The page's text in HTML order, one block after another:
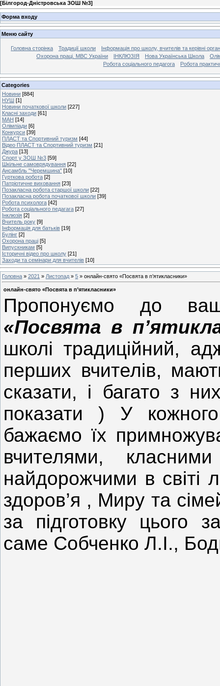
[Білгород-Дністровська ЗОШ №3]
Форма входу
Меню сайту
Головна сторінка Традиції школи
Інформація про школу, вчителів та керівні
Охорона праці. МВС України
ІНКЛЮЗІЯ Нова Українська Школа
Робота соціального педагога
Робота
Categories
Новини [884]
НУШ [1]
Новини початкової школи [227]
Класні заходи [61]
МАН [14]
Олімпіади [6]
Конкурси [39]
ПЛАСТ та Спортивний туризм [44]
Відео ПЛАСТ та Спортивний туризм [21]
Джура [13]
Спорт у ЗОШ №3 [59]
Шкільне самоврядування [22]
Ансамбль "Черемшина" [10]
Гурткова робота [2]
Патріотичне виховання [23]
Позакласна робота старшої школи [22]
Позакласна робота початкової школи [39]
Робота психолога [42]
Робота соціального педагага [27]
Інклюзія [2]
Вчитель року [9]
Інформація для батьків [19]
Булінг [2]
Охорона праці [5]
Випускникам [5]
Історичні відео про школу [21]
Заходи та семінари для вчителів [10]
Головна » 2021 » Листопад » 5 » онлайн-свято «Посвята в п’ятикласники»
онлайн-свято «Посвята в п’ятикласники»
Пропонуємо до
«Посвята в
школі традиційний,
перших вчителів,
сказати, і багато з
показати ) У
бажаємо їх
вчителями,
найдорожчими в
здоров’я , Миру та
за підготовку цього
саме Собченко Л.І.,